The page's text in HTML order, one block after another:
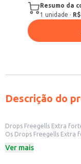
Resumo da
1 unidade ·
Descrição do
Drops Freegells Extra
Os Drops Freegells Extra
refrescante. Perfeitos
Ver mais